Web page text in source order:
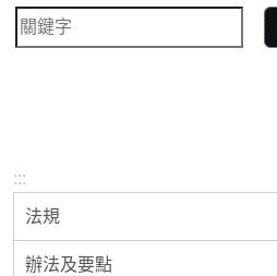
:::
法規
辦法及要點